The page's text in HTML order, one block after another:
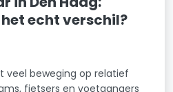
echt verschil?
veel beweging op relatief
fietsers en voetgangers